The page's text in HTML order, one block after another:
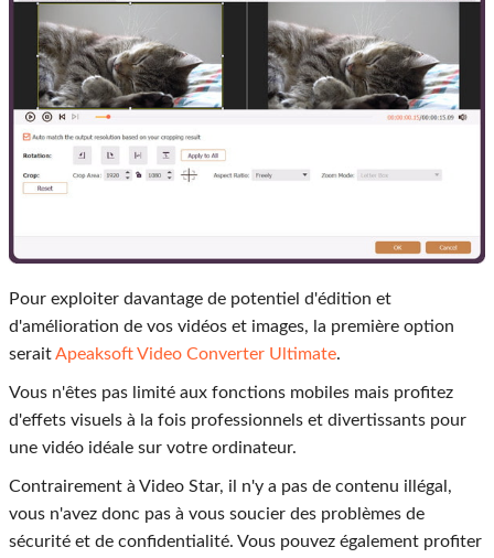
Pour exploiter davantage de potentiel d'édition et
d'amélioration de vos vidéos et images, la première option
seraitApeaksoft Video Converter Ultimate.
Vous n'êtes pas limité aux fonctions mobiles mais profitez
d'effets visuels à la fois professionnels et divertissants pour
une vidéo idéale sur votre ordinateur.
Contrairement à Video Star, il n'y a pas de contenu illégal,
vous n'avez donc pas à vous soucier des problèmes de
sécurité et de confidentialité. Vous pouvez également profiter